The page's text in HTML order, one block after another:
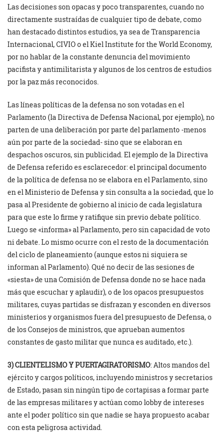
Las decisiones son opacas y poco transparentes, cuando no
directamente sustraídas de cualquier tipo de debate, como
han destacado distintos estudios, ya sea de Transparencia
Internacional, CIVIO o el Kiel Institute for the World Economy,
por no hablar de la constante denuncia del movimiento
pacifista y antimilitarista y algunos de los centros de estudios
por la paz más reconocidos.
Las líneas políticas de la defensa no son votadas en el
Parlamento (la Directiva de Defensa Nacional, por ejemplo), no
parten de una deliberación por parte del parlamento -menos
aún por parte de la sociedad- sino que se elaboran en
despachos oscuros, sin publicidad. El ejemplo de la Directiva
de Defensa referido es esclarecedor: el principal documento
de la política de defensa no se elabora en el Parlamento, sino
en el Ministerio de Defensa y sin consulta a la sociedad, que lo
pasa al Presidente de gobierno al inicio de cada legislatura
para que este lo firme y ratifique sin previo debate político.
Luego se «informa» al Parlamento, pero sin capacidad de voto
ni debate. Lo mismo ocurre con el resto de la documentación
del ciclo de planeamiento (aunque estos ni siquiera se
informan al Parlamento). Qué no decir de las sesiones de
«siesta» de una Comisión de Defensa donde no se hace nada
más que escuchar y aplaudir), o de los opacos presupuestos
militares, cuyas partidas se disfrazan y esconden en diversos
ministerios y organismos fuera del presupuesto de Defensa, o
de los Consejos de ministros, que aprueban aumentos
constantes de gasto militar que nunca es auditado, etc.).
3) CLIENTELISMO Y PUERTAGIRATORISMO: Altos mandos del
ejército y cargos políticos, incluyendo ministros y secretarios
de Estado, pasan sin ningún tipo de cortapisas a formar parte
de las empresas militares y actúan como lobby de intereses
ante el poder político sin que nadie se haya propuesto acabar
con esta peligrosa actividad.